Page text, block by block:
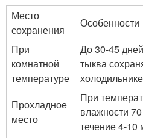
Место
сохранения
Особенности
При
комнатной
температуре
До 30-45
тыква
Прохладное
место
При
влажности
течение 4-10